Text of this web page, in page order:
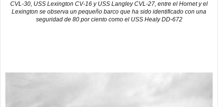
CVL-30, USS Lexington CV-16 y USS Langley CVL-27, entre el Hornet y el
Lexington se observa un pequeño barco que ha sido identificado con una
seguridad de 80 por ciento como el USS Healy DD-672